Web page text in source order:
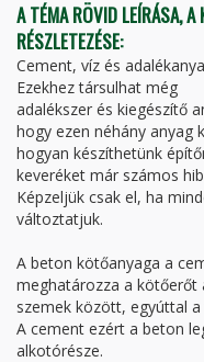
A TÉMA RÖVID LEÍRÁSA, A
RÉSZLETEZÉSE:
Cement, víz és
Ezekhez társulhat még
adalékszer és kiegészítő
hogy ezen néhány anyag
hogyan készíthetünk
keveréket már számos
Képzeljük csak el, ha
változtatjuk.
A beton kötőanyaga a
meghatározza a kötőerőt
szemek között, egyúttal
A cement ezért a beton
alkotórésze.